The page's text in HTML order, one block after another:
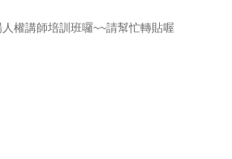
權講師培訓班囉~~請幫忙轉貼喔